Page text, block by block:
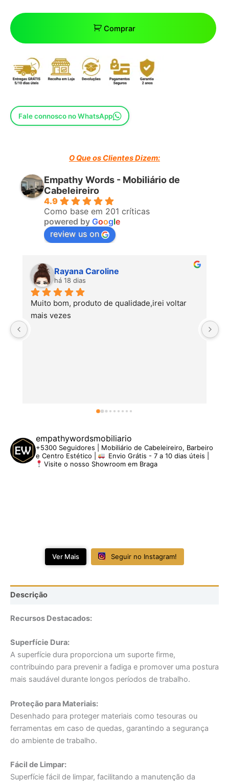
Comprar
Fale connosco no WhatsApp
O Que os Clientes Dizem:
Empathy Words - Mobiliário de
Cabeleireiro
4.9
Como base em 201 críticas
powered by Google
review us on
Rayana Caroline
há 18 dias
Muito bom, produto de qualidade,irei voltar
mais vezes
empathywordsmobiliario
+5300 Seguidores | Mobiliário de Cabeleireiro, Barbeiro
e Centro Estético |
Envio Grátis - 7 a 10 dias úteis |
Visite o nosso Showroom em Braga
Ver Mais Seguir no Instagram!
Descrição
Recursos Destacados:
Superfície Dura:
A superfície dura proporciona um suporte firme,
contribuindo para prevenir a fadiga e promover uma postura
mais saudável durante longos períodos de trabalho.
Proteção para Materiais:
Desenhado para proteger materiais como tesouras ou
ferramentas em caso de quedas, garantindo a segurança
do ambiente de trabalho.
Fácil de Limpar:
Superfície fácil de limpar, facilitando a manutenção da